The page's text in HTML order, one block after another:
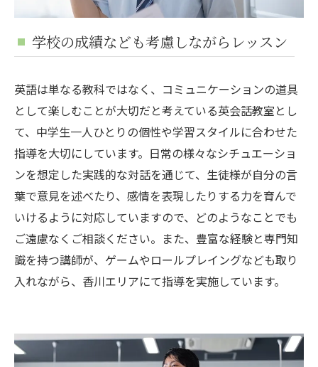
学校の成績なども考慮しながらレッスン
英語は単なる教科ではなく、コミュニケーションの道具
として楽しむことが大切だと考えている英会話教室とし
て、中学生一人ひとりの個性や学習スタイルに合わせた
指導を大切にしています。日常の様々なシチュエーショ
ンを想定した実践的な対話を通じて、生徒様が自分の言
葉で意見を述べたり、感情を表現したりする力を育んで
いけるように対応していますので、どのようなことでも
ご遠慮なくご相談ください。また、豊富な経験と専門知
識を持つ講師が、ゲームやロールプレイングなども取り
入れながら、香川エリアにて指導を実施しています。